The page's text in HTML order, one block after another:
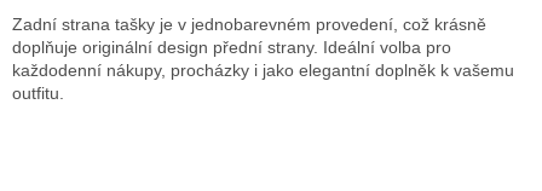
Zadní strana tašky je v jednobarevném provedení, což krásně
doplňuje originální design přední strany. Ideální volba pro
každodenní nákupy, procházky i jako elegantní doplněk k vašemu
outfitu.